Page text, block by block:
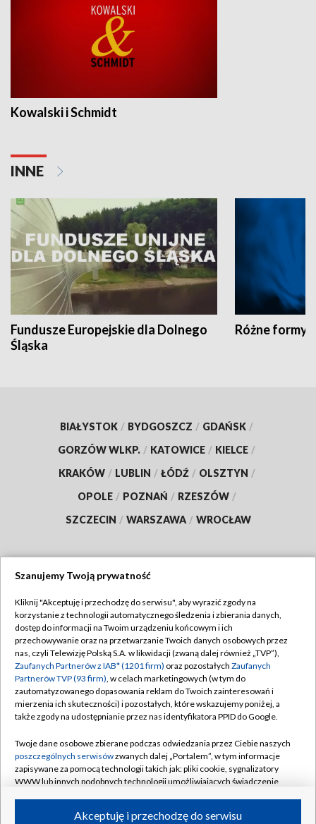
Kowalski i Schmidt
INNE
Fundusze Europejskie dla Dolnego
Śląska
Różne formy
BIAŁYSTOK / BYDGOSZCZ / GDAŃSK /
GORZÓW WLKP. / KATOWICE / KIELCE /
KRAKÓW / LUBLIN / ŁÓDŹ / OLSZTYN /
OPOLE / POZNAŃ / RZESZÓW /
SZCZECIN / WARSZAWA / WROCŁAW
TVP
Abonament TVP
Emisja w TVP
Centrum informacji TVP
Naziemna Telewizja Cyfrowa
Rada Programowa
System NOS
Informacje o nadawcy
Regulamin TVP
Polityka prywatności
Moje zgody
Pomoc
Kontakt
Kanały
Szanujemy Twoją prywatność
Kliknij "Akceptuję i przechodzę do serwisu", aby wyrazić zgody na
korzystanie z technologii automatycznego śledzenia i zbierania danych,
dostęp do informacji na Twoim urządzeniu końcowym i ich
przechowywanie oraz na przetwarzanie Twoich danych osobowych przez
nas, czyli Telewizję Polską S.A. w likwidacji (zwaną dalej również „TVP”),
Zaufanych Partnerów z IAB* (1201 firm) oraz pozostałych Zaufanych
Partnerów TVP (93 firm), w celach marketingowych (w tym do
zautomatyzowanego dopasowania reklam do Twoich zainteresowań i
mierzenia ich skuteczności) i pozostałych, które wskazujemy poniżej, a
także zgody na udostępnianie przez nas identyfikatora PPID do Google.
Twoje dane osobowe zbierane podczas odwiedzania przez Ciebie naszych
poszczególnych serwisówzwanych dalej „Portalem”, w tym informacje
zapisywane za pomocą technologii takich jak: pliki cookie, sygnalizatory
WWW lub innych podobnych technologii umożliwiających świadczenie
ruchu w Internecie.Akceptuję i przechodzę do serwisu